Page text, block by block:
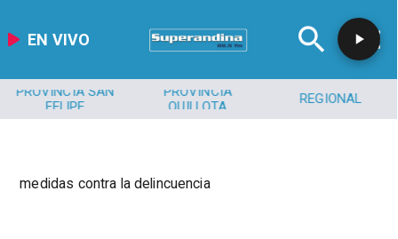
EN VIVO
PROVINCIA SAN
FELIPE
PROVINCIA
QUILLOTA
REGIONAL
medidas contra la delincuencia